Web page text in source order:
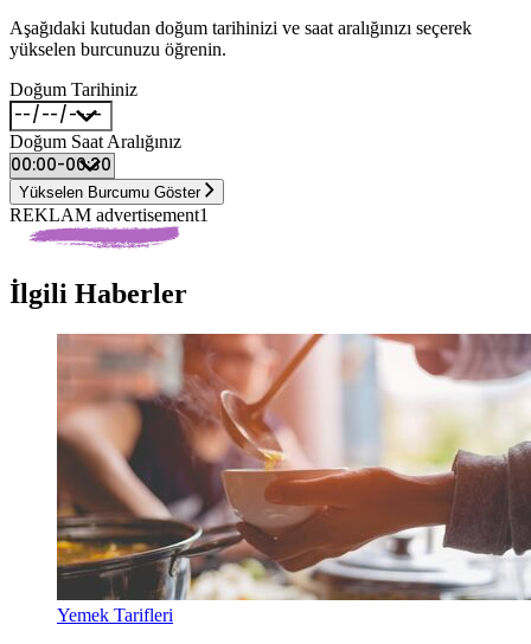
Aşağıdaki kutudan doğum tarihinizi ve saat aralığınızı seçerek
yükselen burcunuzu öğrenin.
Doğum Tarihiniz
Doğum Saat Aralığınız
Yükselen Burcumu Göster
REKLAM advertisement1
İlgili Haberler
Yemek Tarifleri